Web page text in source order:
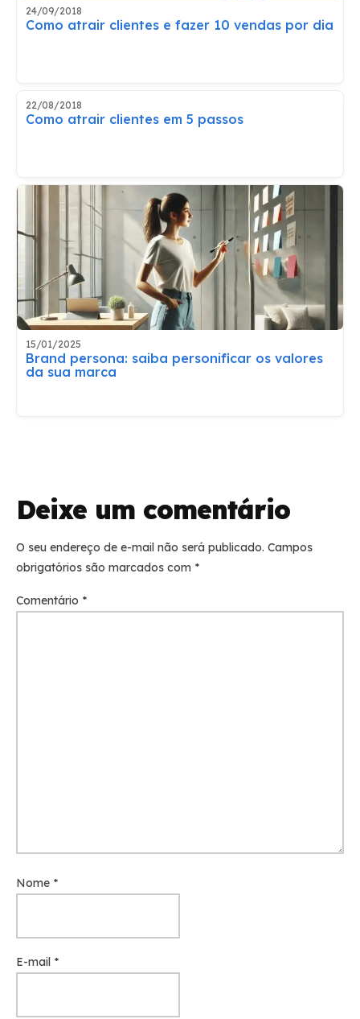
24/09/2018
Como atrair clientes e fazer 10 vendas por dia
22/08/2018
Como atrair clientes em 5 passos
15/01/2025
Brand persona: saiba personificar os valores
da sua marca
Deixe um comentário
O seu endereço de e-mail não será publicado. Campos
obrigatórios são marcados com *
Comentário *
Nome *
E-mail *